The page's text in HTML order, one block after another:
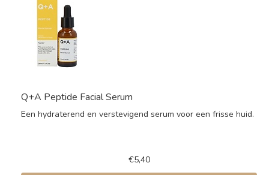
Q+A Peptide Facial Serum
Een hydraterend en verstevigend serum voor een frisse huid.
€5,40